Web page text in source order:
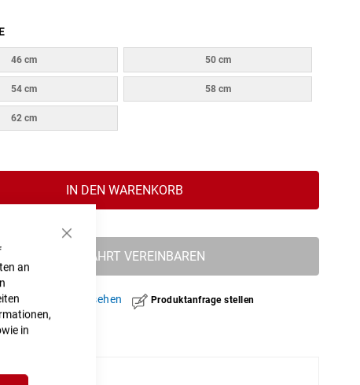
Schließen
an
in
46 cm 50 cm
54 cm 58 cm
62 cm
IN DEN WARENKORB
PROBEFAHRT VEREINBAREN
hinzufügen ansehen Produktanfrage stellen